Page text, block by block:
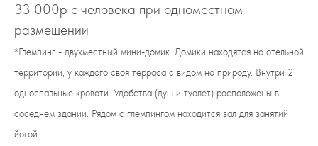
33 000р с человека при одноместном
размещении
*Глемпинг - двухместный мини-домик. Домики находятся на отельной
территории, у каждого своя терраса с видом на природу. Внутри 2
односпальные кровати. Удобства (душ и туалет) расположены в
соседнем здании. Рядом с глемпингом находится зал для занятий
йогой.